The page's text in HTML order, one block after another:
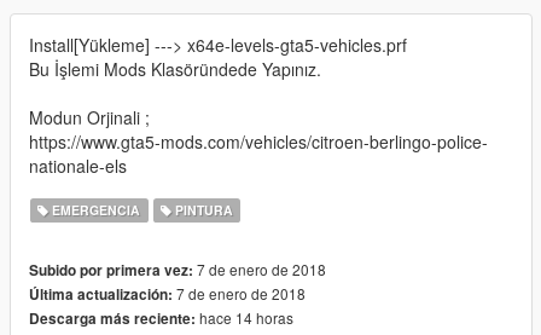
Install[Yükleme] ---> x64e-levels-gta5-vehicles.prf
Bu İşlemi Mods Klasöründede Yapınız.
Modun Orjinali ;
https://www.gta5-mods.com/vehicles/citroen-berlingo-police-
nationale-els
EMERGENCIA PINTURA
Subido por primera vez: 7 de enero de 2018
Última actualización: 7 de enero de 2018
Descarga más reciente: hace 14 horas